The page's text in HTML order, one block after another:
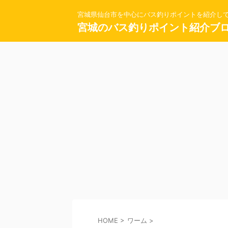
宮城県仙台市を中心にバス釣りポイントを紹介し
宮城のバス釣りポイント紹介ブ
HOME > ワーム >